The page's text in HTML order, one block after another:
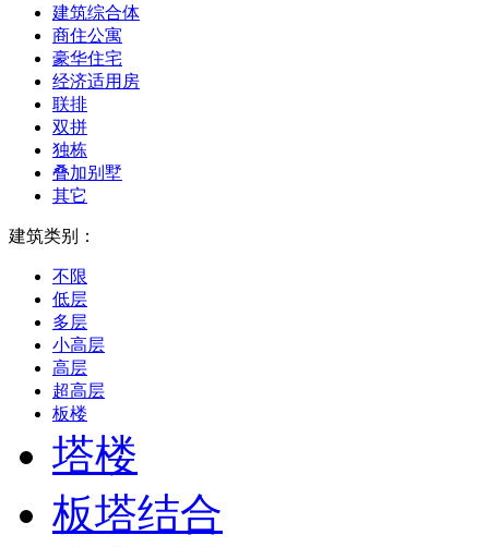
建筑综合体
商住公寓
豪华住宅
经济适用房
联排
双拼
独栋
叠加别墅
其它
建筑类别：
不限
低层
多层
小高层
高层
超高层
板楼
塔楼
板塔结合